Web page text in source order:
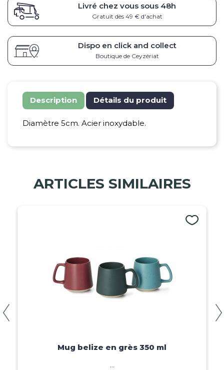
Livré chez vous sous 48h
Gratuit dès 49 € d'achat
Dispo en click and collect
Boutique de Ceyzériat
Description Détails du produit
Diamètre 5cm. Acier inoxydable.
ARTICLES SIMILAIRES
Aperçu rapide
Mug belize en grès 350 ml
...